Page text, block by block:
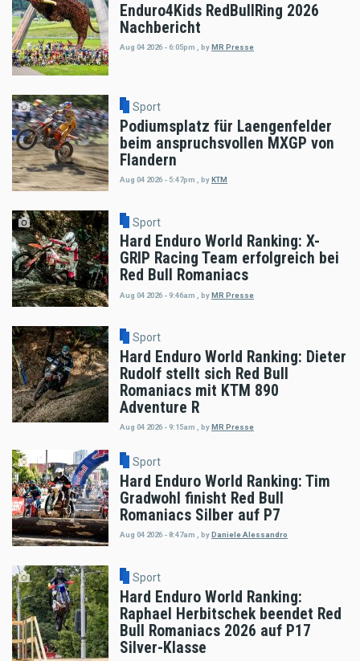
Enduro4Kids RedBullRing 2026
Nachbericht
Aug 04 2026 - 6:05pm byMR Presse
Sport
Podiumsplatz für Laengenfelder
beim anspruchsvollen MXGP von
Flandern
Aug 04 2026 - 5:47pm byKTM
Sport
Hard Enduro World Ranking: X-
GRIP Racing Team erfolgreich bei
Red Bull Romaniacs
Aug 04 2026 - 9:46am byMR Presse
Sport
Hard Enduro World Ranking: Dieter
Rudolf stellt sich Red Bull
Romaniacs mit KTM 890
Adventure R
Aug 04 2026 - 9:15am , by MR Presse
Sport
Hard Enduro World Ranking: Tim
Gradwohl finisht Red Bull
Romaniacs Silber auf P7
Aug 04 2026 - 8:47am byDaniele Alessandro
Sport
Hard Enduro World Ranking:
Raphael Herbitschek beendet Red
Bull Romaniacs 2026 auf P17
Silver-Klasse